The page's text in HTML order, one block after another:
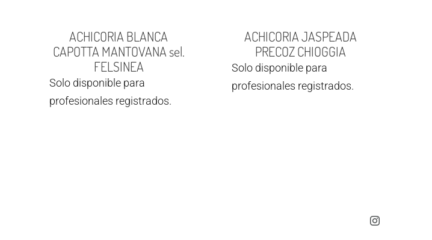
ACHICORIA BLANCA
CAPOTTA MANTOVANA sel.
FELSINEA
Solo disponible para
profesionales registrados.
ACHICORIA JASPEADA
PRECOZ CHIOGGIA
Solo disponible para
profesionales registrados.